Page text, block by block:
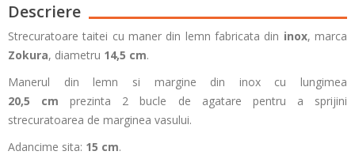
Descriere
Strecuratoare taitei cu maner din lemn fabricata din inox, marca
Zokura, diametru 14,5 cm.
Manerul din lemn si margine din inox cu lungimea
20,5 cm prezinta 2 bucle de agatare pentru a sprijini
strecuratoarea de marginea vasului.
Adancime sita: 15 cm.